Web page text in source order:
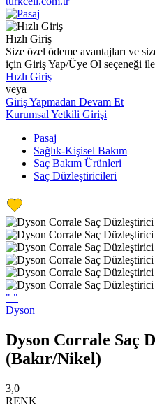
Hızlı Giriş
Size özel ödeme avantajları ve
için Giriş Yap/Üye Ol seçeneği
Hızlı Giriş
veya
Giriş Yapmadan Devam Et
Kurumsal Yetkili Girişi
Pasaj
Sağlık-Kişisel Bakım
Saç Bakım Ürünleri
Saç Düzleştiricileri
" "
Dyson
Dyson Corrale Saç
(Bakır/Nikel)
3,0
RENK